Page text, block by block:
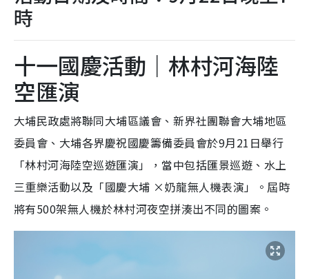
時
十一國慶活動｜林村河海陸
空匯演
大埔民政處將聯同大埔區議會、新界社團聯會大埔地區
委員會、大埔各界慶祝國慶籌備委員會於9月21日舉行
「林村河海陸空巡遊匯演」，當中包括匯景巡遊、水上
三重樂活動以及「國慶大埔 ×奶龍無人機表演」。屆時
將有500架無人機於林村河夜空拼湊出不同的圖案。